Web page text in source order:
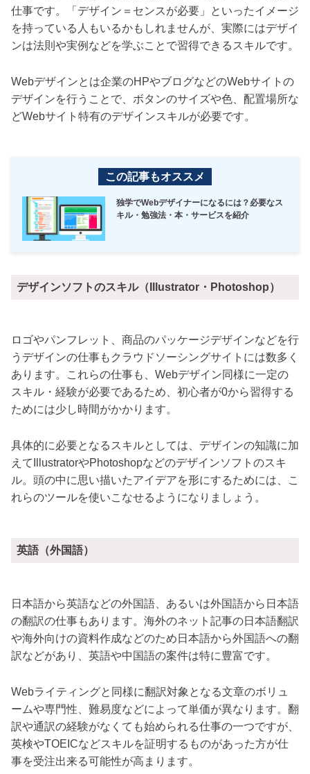
仕事です。「デザイン＝センスが必要」といったイメージ
を持っている人もいるかもしれませんが、実際にはデザイ
ンは法則や実例などを学ぶことで習得できるスキルです。
Webデザインとは企業のHPやブログなどのWebサイトの
デザインを行うことで、ボタンのサイズや色、配置場所な
どWebサイト特有のデザインスキルが必要です。
この記事もオススメ
独学でWebデザイナーになるには？必要なス
キル・勉強法・本・サービスを紹介
デザインソフトのスキル（Illustrator・Photoshop）
ロゴやパンフレット、商品のパッケージデザインなどを行
うデザインの仕事もクラウドソーシングサイトには数多く
あります。これらの仕事も、Webデザイン同様に一定の
スキル・経験が必要であるため、初心者が0から習得する
ためには少し時間がかかります。
具体的に必要となるスキルとしては、デザインの知識に加
えてIllustratorやPhotoshopなどのデザインソフトのスキ
ル。頭の中に思い描いたアイデアを形にするためには、こ
れらのツールを使いこなせるようになりましょう。
英語（外国語）
日本語から英語などの外国語、あるいは外国語から日本語
の翻訳の仕事もあります。海外のネット記事の日本語翻訳
や海外向けの資料作成などのため日本語から外国語への翻
訳などがあり、英語や中国語の案件は特に豊富です。
Webライティングと同様に翻訳対象となる文章のボリュ
ームや専門性、難易度などによって単価が異なります。翻
訳や通訳の経験がなくても始められる仕事の一つですが、
英検やTOEICなどスキルを証明するものがあった方が仕
事を受注出来る可能性が高まります。